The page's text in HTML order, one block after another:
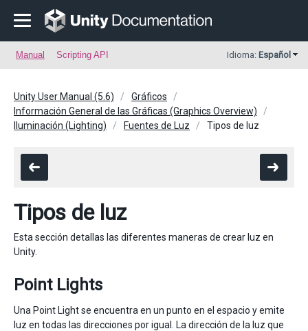
Manual Scripting API Idioma: Español
Unity User Manual (5.6)
Gráficos
Información General de las Gráficas (Graphics Overview)
Iluminación (Lighting)
Fuentes de Luz Tipos de luz
Tipos de luz
Esta sección detallas las diferentes maneras de crear luz en
Unity.
Point Lights
Una Point Light se encuentra en un punto en el espacio y emite
luz en todas las direcciones por igual. La dirección de la luz que